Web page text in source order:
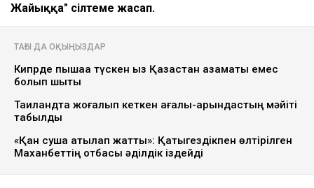
Жайыққа" сілтеме жасап.
ТАҒЫ ДА ОҚЫҢЫЗДАР
Кипрде пышаққа түскен қыз Қазақстан азаматы емес
болып шықты
Таиландта жоғалып кеткен ағалы-қарындастың мәйіті
табылды
«Қан суша атқылап жатты»: Қатыгездікпен өлтірілген
Маханбеттің отбасы әділдік іздейді